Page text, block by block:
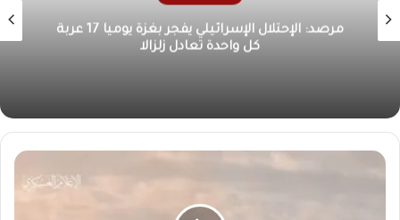
الأونروا تحذر من كارثة إنسانية في غزة بسبب تدهور
الوضع الصحي والمعيشي